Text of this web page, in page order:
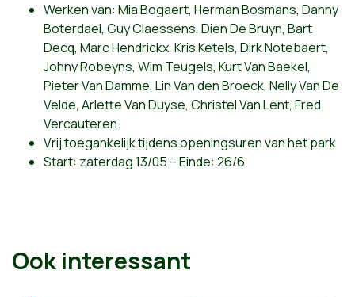
Werken van: Mia Bogaert, Herman Bosmans, Danny
Boterdael, Guy Claessens, Dien De Bruyn, Bart
Decq, Marc Hendrickx, Kris Ketels, Dirk Notebaert,
Johny Robeyns, Wim Teugels, Kurt Van Baekel,
Pieter Van Damme, Lin Van den Broeck, Nelly Van De
Velde, Arlette Van Duyse, Christel Van Lent, Fred
Vercauteren.
Vrij toegankelijk tijdens openingsuren van het park
Start: zaterdag 13/05 – Einde: 26/6
Ook interessant